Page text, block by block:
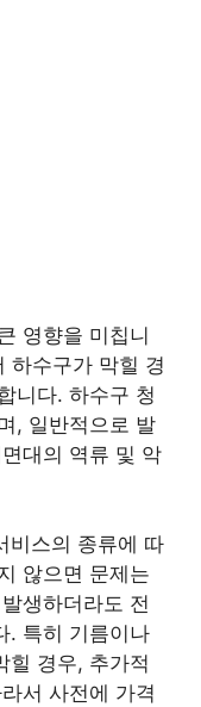
영향을 미칩니
하수구가 막힐 경
니다. 하수구 청
, 일반적으로 발
대의 역류 및 악
비스의 종류에 따
않으면 문제는
생하더라도 전
. 특히 기름이나
힐 경우, 추가적
서 사전에 가격